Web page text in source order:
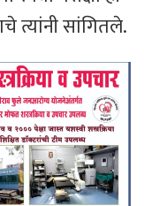
त्यांनी सांगितले.